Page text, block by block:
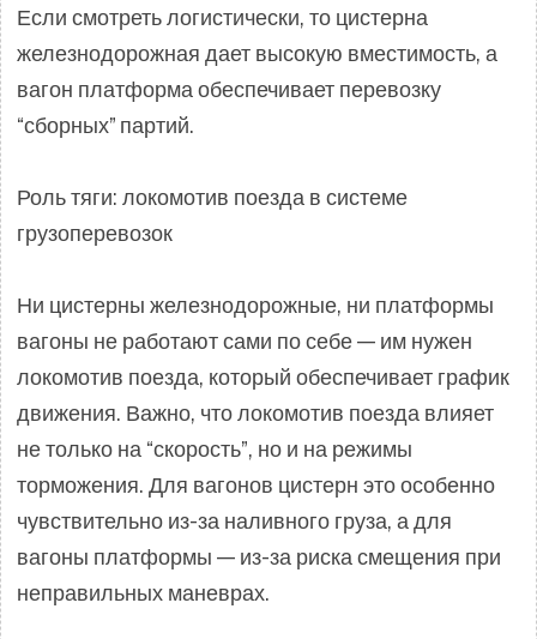
Если смотреть логистически, то цистерна
железнодорожная дает высокую вместимость, а
вагон платформа обеспечивает перевозку
“сборных” партий.
Роль тяги: локомотив поезда в системе
грузоперевозок
Ни цистерны железнодорожные, ни платформы
вагоны не работают сами по себе — им нужен
локомотив поезда, который обеспечивает график
движения. Важно, что локомотив поезда влияет
не только на “скорость”, но и на режимы
торможения. Для вагонов цистерн это особенно
чувствительно из-за наливного груза, а для
вагоны платформы — из-за риска смещения при
неправильных маневрах.